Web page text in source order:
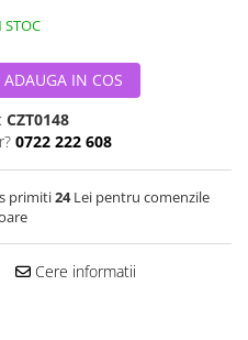
STOC
ADAUGA IN COS
CZT0148
0722 222 608
primiti24Lei pentru comenzile
Cere informatii